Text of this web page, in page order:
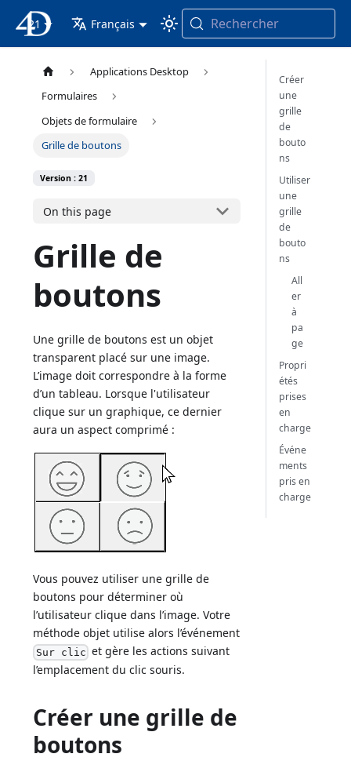
4D Documentation
21 Français Rechercher
Applications Desktop
Formulaires
Objets de formulaire
Grille de boutons
Version : 21
On this page
Grille de
boutons
Une grille de boutons est un objet
transparent placé sur une image.
L’image doit correspondre à la forme
d’un tableau. Lorsque l'utilisateur
clique sur un graphique, ce dernier
aura un aspect comprimé :
Vous pouvez utiliser une grille de
boutons pour déterminer où
l’utilisateur clique dans l’image. Votre
méthode objet utilise alors l’événement
Sur clic et gère les actions suivant
l’emplacement du clic souris.
Créer une grille de
boutons
Créer
une
grille
de
bouto
ns
Utiliser
une
grille
de
bouto
ns
All
er
à
pa
ge
Propri
étés
prises
en
charge
Événe
ments
pris en
charge